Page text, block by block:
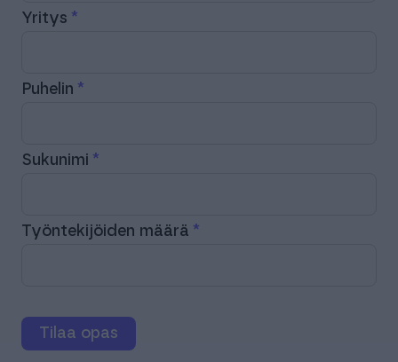
Yritys
Puhelin
Sukunimi
Työntekijöiden määrä
Tilaa opas